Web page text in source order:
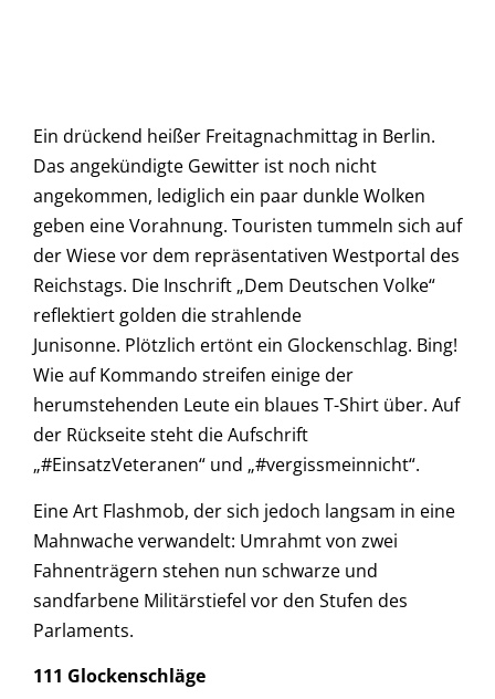
Ein drückend heißer Freitagnachmittag in Berlin.
Das angekündigte Gewitter ist noch nicht
angekommen, lediglich ein paar dunkle Wolken
geben eine Vorahnung. Touristen tummeln sich auf
der Wiese vor dem repräsentativen Westportal des
Reichstags. Die Inschrift „Dem Deutschen Volke“
reflektiert golden die strahlende
Junisonne. Plötzlich ertönt ein Glockenschlag. Bing!
Wie auf Kommando streifen einige der
herumstehenden Leute ein blaues T-Shirt über. Auf
der Rückseite steht die Aufschrift
„#EinsatzVeteranen“ und „#vergissmeinnicht“.
Eine Art Flashmob, der sich jedoch langsam in eine
Mahnwache verwandelt: Umrahmt von zwei
Fahnenträgern stehen nun schwarze und
sandfarbene Militärstiefel vor den Stufen des
Parlaments.
111 Glockenschläge